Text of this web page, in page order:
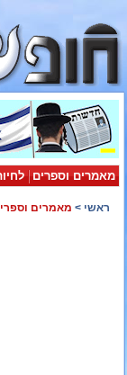
מאמרים וספרים
ראשי > מאמרים